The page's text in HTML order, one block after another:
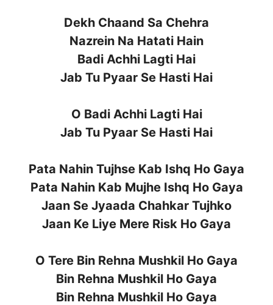
Dekh Chaand Sa Chehra
Nazrein Na Hatati Hain
Badi Achhi Lagti Hai
Jab Tu Pyaar Se Hasti Hai
O Badi Achhi Lagti Hai
Jab Tu Pyaar Se Hasti Hai
Pata Nahin Tujhse Kab Ishq Ho Gaya
Pata Nahin Kab Mujhe Ishq Ho Gaya
Jaan Se Jyaada Chahkar Tujhko
Jaan Ke Liye Mere Risk Ho Gaya
O Tere Bin Rehna Mushkil Ho Gaya
Bin Rehna Mushkil Ho Gaya
Bin Rehna Mushkil Ho Gaya